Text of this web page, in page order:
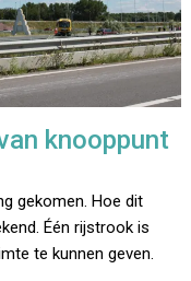
knooppunt
gekomen. Hoe dit
Één rijstrook is
te kunnen geven.